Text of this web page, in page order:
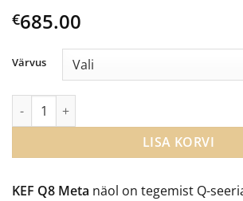
€685.00
KEF Q8 Meta näol on tegemist Q-
Värvus
KEF Q8 Meta atmoskõlar kogus
LISA KORVI